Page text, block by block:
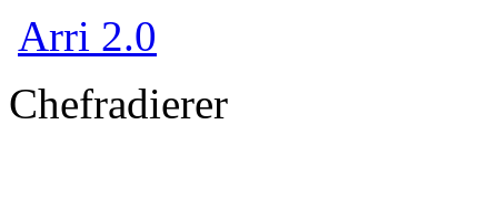
Arri 2.0
Chefradierer